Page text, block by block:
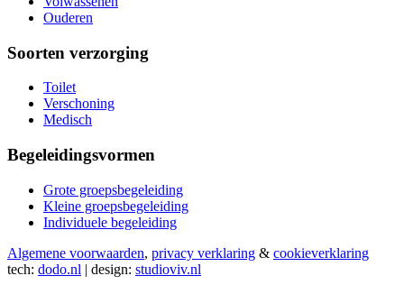
Ouderen
Soorten verzorging
Toilet
Verschoning
Medisch
Begeleidingsvormen
Grote groepsbegeleiding
Kleine groepsbegeleiding
Individuele begeleiding
Algemene voorwaarden, privacy verklaring & cookieverklaring
tech: dodo.nl | design: studioviv.nl